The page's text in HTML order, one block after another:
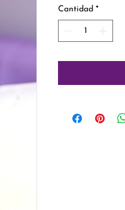
Cantidad *